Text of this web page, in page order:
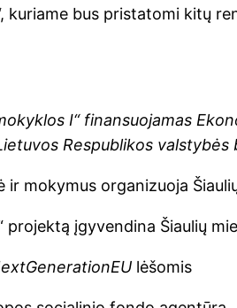
kuriame bus pristatomi kitų
I“ finansuojamas
Respublikos valstybės
ir mokymus organizuoja
projektą įgyvendina Šiaulių
lėšomis